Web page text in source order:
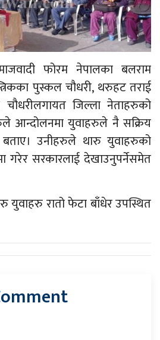
फोरम नेपालका बलराम
पुस्कल चौधरी, थरुहट तराई
चौधरीलगायत जिल्ला नेताहरुको
आन्दोलनमा युवाहरुले नै सक्रिय
बताए। उनीहरुले थारु युवाहरुको
गरेर सरकारलाई देखाउनुपर्नेसमेत
युवाहरु रातो फेटा बाँधेर उपस्थित